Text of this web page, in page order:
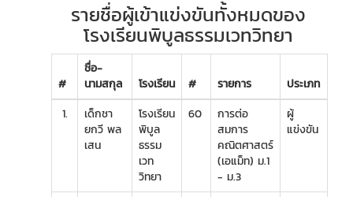
รายชื่อผู้เข้าแข่งขันทั้งหมดของ
โรงเรียนพิบูลธรรมเวทวิทยา
#
ชื่อ-
นามสกุล
โรงเรียน # รายการ
ประเภท
1.
เด็กชา
ยกวี พล
เสน
โรงเรียน
พิบูล
ธรรม
เวท
วิทยา
60
การต่อ
สมการ
คณิตศาสตร์
(เอแม็ท) ม.1
- ม.3
ผู้
แข่งขัน